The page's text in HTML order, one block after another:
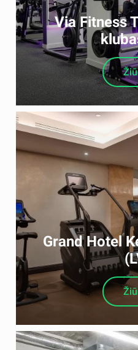
Via Fitness
Grand Hotel